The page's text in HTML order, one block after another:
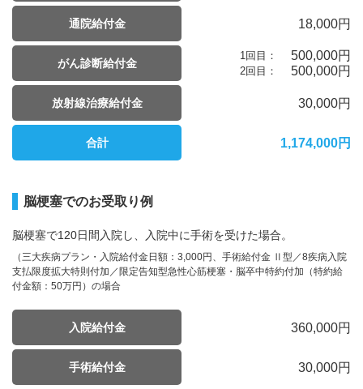
通院給付金 18,000円
がん診断給付金
1回目： 500,000円
2回目： 500,000円
放射線治療給付金 30,000円
合計 1,174,000円
脳梗塞でのお受取り例
脳梗塞で120日間入院し、入院中に手術を受けた場合。
（三大疾病プラン・入院給付金日額：3,000円、手術給付金 Ⅱ型／8疾病入院
支払限度拡大特則付加／限定告知型急性心筋梗塞・脳卒中特約付加（特約給
付金額：50万円）の場合
入院給付金 360,000円
手術給付金 30,000円